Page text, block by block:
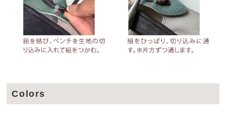
Colors